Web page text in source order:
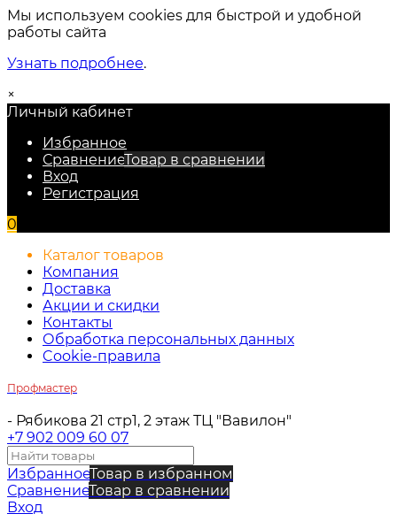
Мы используем cookies для быстрой и удобной
работы сайта
Узнать подробнее.
×
Личный кабинет
Избранное
СравнениеТовар в сравнении
Вход
Регистрация
0
Каталог товаров
Компания
Доставка
Акции и скидки
Контакты
Обработка персональных данных
Cookie-правила
Профмастер
- Рябикова 21 стр1, 2 этаж ТЦ "Вавилон"
+7 902 009 60 07
ИзбранноеТовар в избранном
СравнениеТовар в сравнении
Вход